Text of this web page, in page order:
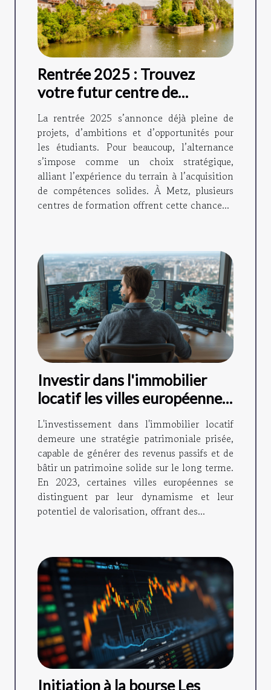
Rentrée 2025 : Trouvez
votre futur centre de
formation en alternance à
Metz !
La rentrée 2025 s’annonce déjà pleine de
projets, d’ambitions et d’opportunités pour
les étudiants. Pour beaucoup, l’alternance
s’impose comme un choix stratégique,
alliant l’expérience du terrain à l’acquisition
de compétences solides. À Metz, plusieurs
centres de formation offrent cette chance...
Investir dans l'immobilier
locatif les villes européennes
à fort potentiel en 2023
L'investissement dans l'immobilier locatif
demeure une stratégie patrimoniale prisée,
capable de générer des revenus passifs et de
bâtir un patrimoine solide sur le long terme.
En 2023, certaines villes européennes se
distinguent par leur dynamisme et leur
potentiel de valorisation, offrant des...
Initiation à la bourse Les